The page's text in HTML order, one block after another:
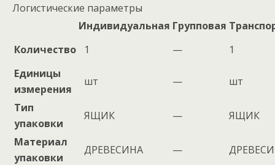
Логистические параметры
Индивидуальная Групповая
Количество
1 —
1
Единицы
измерения
шт —
шт
Тип
упаковки
ЯЩИК —
ЯЩИК
Материал
упаковки
ДРЕВЕСИНА —